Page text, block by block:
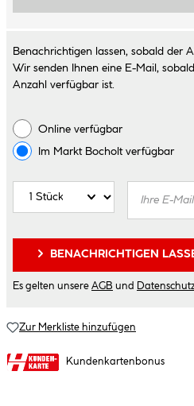
Benachrichtigen lassen, sobald der
Wir senden Ihnen eine E-Mail,
Anzahl verfügbar ist.
Online verfügbar
Im Markt Bocholtverfügbar
BENACHRICHTIGEN
Es gelten unsere AGB und
Zur Merkliste hinzufügen
Kundenkartenbonus